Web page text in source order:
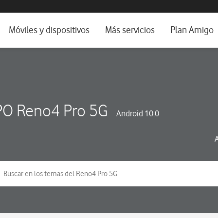
e idioma
Móviles y dispositivos Más servicios Plan Amigo
Reno4 Pro 5G Android 10.0